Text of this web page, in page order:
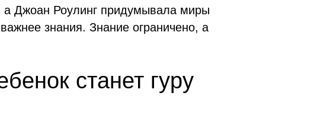
а Джоан Роулинг придумывала миры
знания. Знание ограничено, а
станет гуру